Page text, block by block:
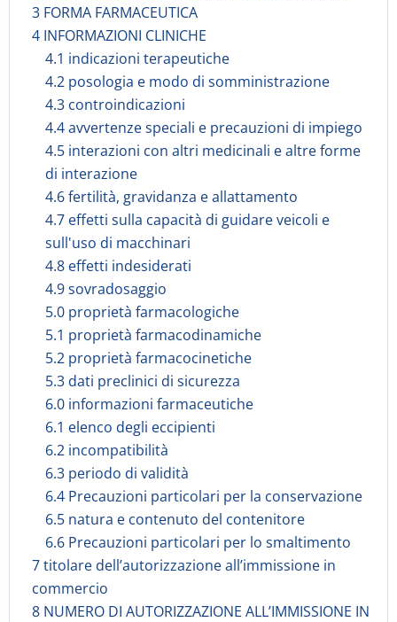
3 FORMA FARMACEUTICA
4 INFORMAZIONI CLINICHE
4.1 indicazioni terapeutiche
4.2 posologia e modo di somministrazione
4.3 controindicazioni
4.4 avvertenze speciali e precauzioni di impiego
4.5 interazioni con altri medicinali e altre forme
di interazione
4.6 fertilità, gravidanza e allattamento
4.7 effetti sulla capacità di guidare veicoli e
sull'uso di macchinari
4.8 effetti indesiderati
4.9 sovradosaggio
5.0 proprietà farmacologiche
5.1 proprietà farmacodinamiche
5.2 proprietà farmacocinetiche
5.3 dati preclinici di sicurezza
6.0 informazioni farmaceutiche
6.1 elenco degli eccipienti
6.2 incompatibilità
6.3 periodo di validità
6.4 Precauzioni particolari per la conservazione
6.5 natura e contenuto del contenitore
6.6 Precauzioni particolari per lo smaltimento
7 titolare dell’autorizzazione all’immissione in
commercio
8 NUMERO DI AUTORIZZAZIONE ALL’IMMISSIONE IN